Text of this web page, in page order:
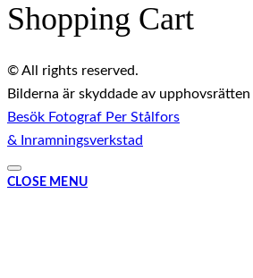
Shopping Cart
© All rights reserved.
Bilderna är skyddade av
Besök Fotograf Per Stålfors
& Inramningsverkstad
CLOSE MENU